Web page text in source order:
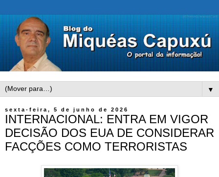
▼
sexta-feira, 5 de junho de 2026
INTERNACIONAL: ENTRA EM VIGOR
DECISÃO DOS EUA DE CONSIDERAR
FACÇÕES COMO TERRORISTAS